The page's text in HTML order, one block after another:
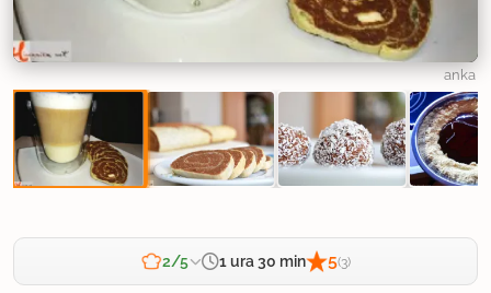
anka
2/5 1 ura 30 min 5(3)